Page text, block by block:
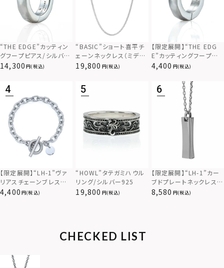
“THE EDGE”カッティン
グフープピアス/シルバー
925
14,300 (税込)
“BASIC”ショート喜平チ
ェーンネックレス（ミディ
アム）/シルバー925
19,800 (税込)
【限定展開】“THE EDG
E”カッティングフープピ
アス/サージカルステンレ
4,400 (税込)
【限定展開】“LH-1”ヴァ
リアスチェーンブレスレッ
ト/アズキ/サージカルス
4,400 (税込)
“HOWL”タテガミハウル
リング/シルバー925
19,800 (税込)
【限定展開】“LH-1”カー
ブドプレートネックレス/
サージカルステンレス（金
8,580 (税込)
CHECKED LIST